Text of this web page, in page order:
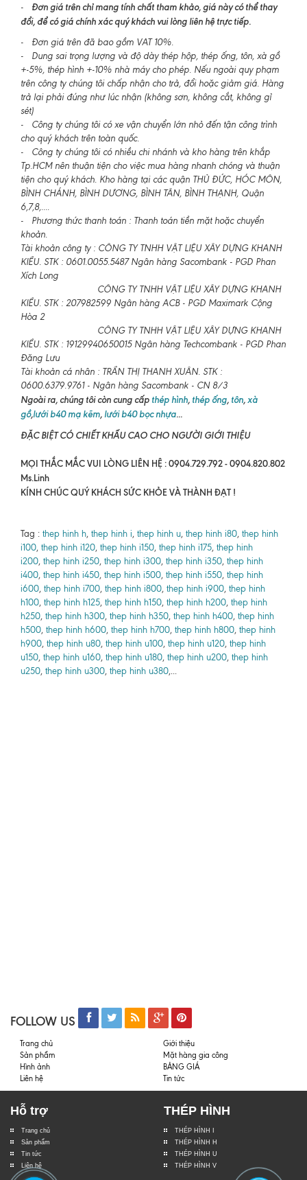
- Đơn giá trên chỉ mang tính chất tham khảo, giá này có thể thay
đổi, để có giá chính xác quý khách vui lòng liên hệ trực tiếp.
- Đơn giá trên đã bao gồm VAT 10%.
- Dung sai trọng lượng và độ dày thép hộp, thép ống, tôn, xà gồ
+-5%, thép hình +-10% nhà máy cho phép. Nếu ngoài quy phạm
trên công ty chúng tôi chấp nhận cho trả, đổi hoặc giảm giá. Hàng
trả lại phải đúng như lúc nhận (không sơn, không cắt, không gỉ
sét)
- Công ty chúng tôi có xe vận chuyển lớn nhỏ đến tận công trình
cho quý khách trên toàn quốc.
- Công ty chúng tôi có nhiều chi nhánh và kho hàng trên khắp
Tp.HCM nên thuận tiện cho việc mua hàng nhanh chóng và thuận
tiện cho quý khách. Kho hàng tại các quận THỦ ĐỨC, HÓC MÔN,
BÌNH CHÁNH, BÌNH DƯƠNG, BÌNH TÂN, BÌNH THẠNH, Quận
6,7,8,....
- Phương thức thanh toán : Thanh toán tiền mặt hoặc chuyển
khoản.
Tài khoản công ty : CÔNG TY TNHH VẬT LIỆU XÂY DỰNG KHANH
KIỀU. STK : 0601.0055.5487 Ngân hàng Sacombank - PGD Phan
Xích Long
CÔNG TY TNHH VẬT LIỆU XÂY DỰNG KHANH
KIỀU. STK : 207982599 Ngân hàng ACB - PGD Maximark Cộng
Hòa 2
CÔNG TY TNHH VẬT LIỆU XÂY DỰNG KHANH
KIỀU. STK : 19129940650015 Ngân hàng Techcombank - PGD Phan
Đăng Lưu
Tài khoản cá nhân : TRẦN THỊ THANH XUÂN. STK :
0600.6379.9761 - Ngân hàng Sacombank - CN 8/3
Ngoài ra, chúng tôi còn cung cấp thép hình, thép ống, tôn, xà
gồ,lưới b40 mạ kẽm, lưới b40 bọc nhựa...
ĐẶC BIỆT CÓ CHIẾT KHẤU CAO CHO NGƯỜI GIỚI THIỆU
MỌI THẮC MẮC VUI LÒNG LIÊN HỆ : 0904.729.792 - 0904.820.802
Ms.Linh
KÍNH CHÚC QUÝ KHÁCH SỨC KHỎE VÀ THÀNH ĐẠT !
Tag : thep hinh h, thep hinh i, thep hinh u, thep hinh i80, thep hinh
i100, thep hinh i120, thep hinh i150, thep hinh i175, thep hinh
i200, thep hinh i250, thep hinh i300, thep hinh i350, thep hinh
i400, thep hinh i450, thep hinh i500, thep hinh i550, thep hinh
i600, thep hinh i700, thep hinh i800, thep hinh i900, thep hinh
h100, thep hinh h125, thep hinh h150, thep hinh h200, thep hinh
h250, thep hinh h300, thep hinh h350, thep hinh h400, thep hinh
h500, thep hinh h600, thep hinh h700, thep hinh h800, thep hinh
h900, thep hinh u80, thep hinh u100, thep hinh u120, thep hinh
u150, thep hinh u160, thep hinh u180, thep hinh u200, thep hinh
u250, thep hinh u300, thep hinh u380,...
FOLLOW US
Trang chủ
Giới thiệu
Sản phẩm
Mặt hàng gia công
Hình ảnh
BẢNG GIÁ
Liên hệ
Tin tức
Hỗ trợ
Trang chủ
Sản phẩm
Tin tức
Liên hệ
THÉP HÌNH
THÉP HÌNH I
THÉP HÌNH H
THÉP HÌNH U
THÉP HÌNH V